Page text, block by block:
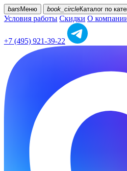
bars Меню book_circleКаталог по
Условия работы Скидки О
+7 (495) 921-39-22